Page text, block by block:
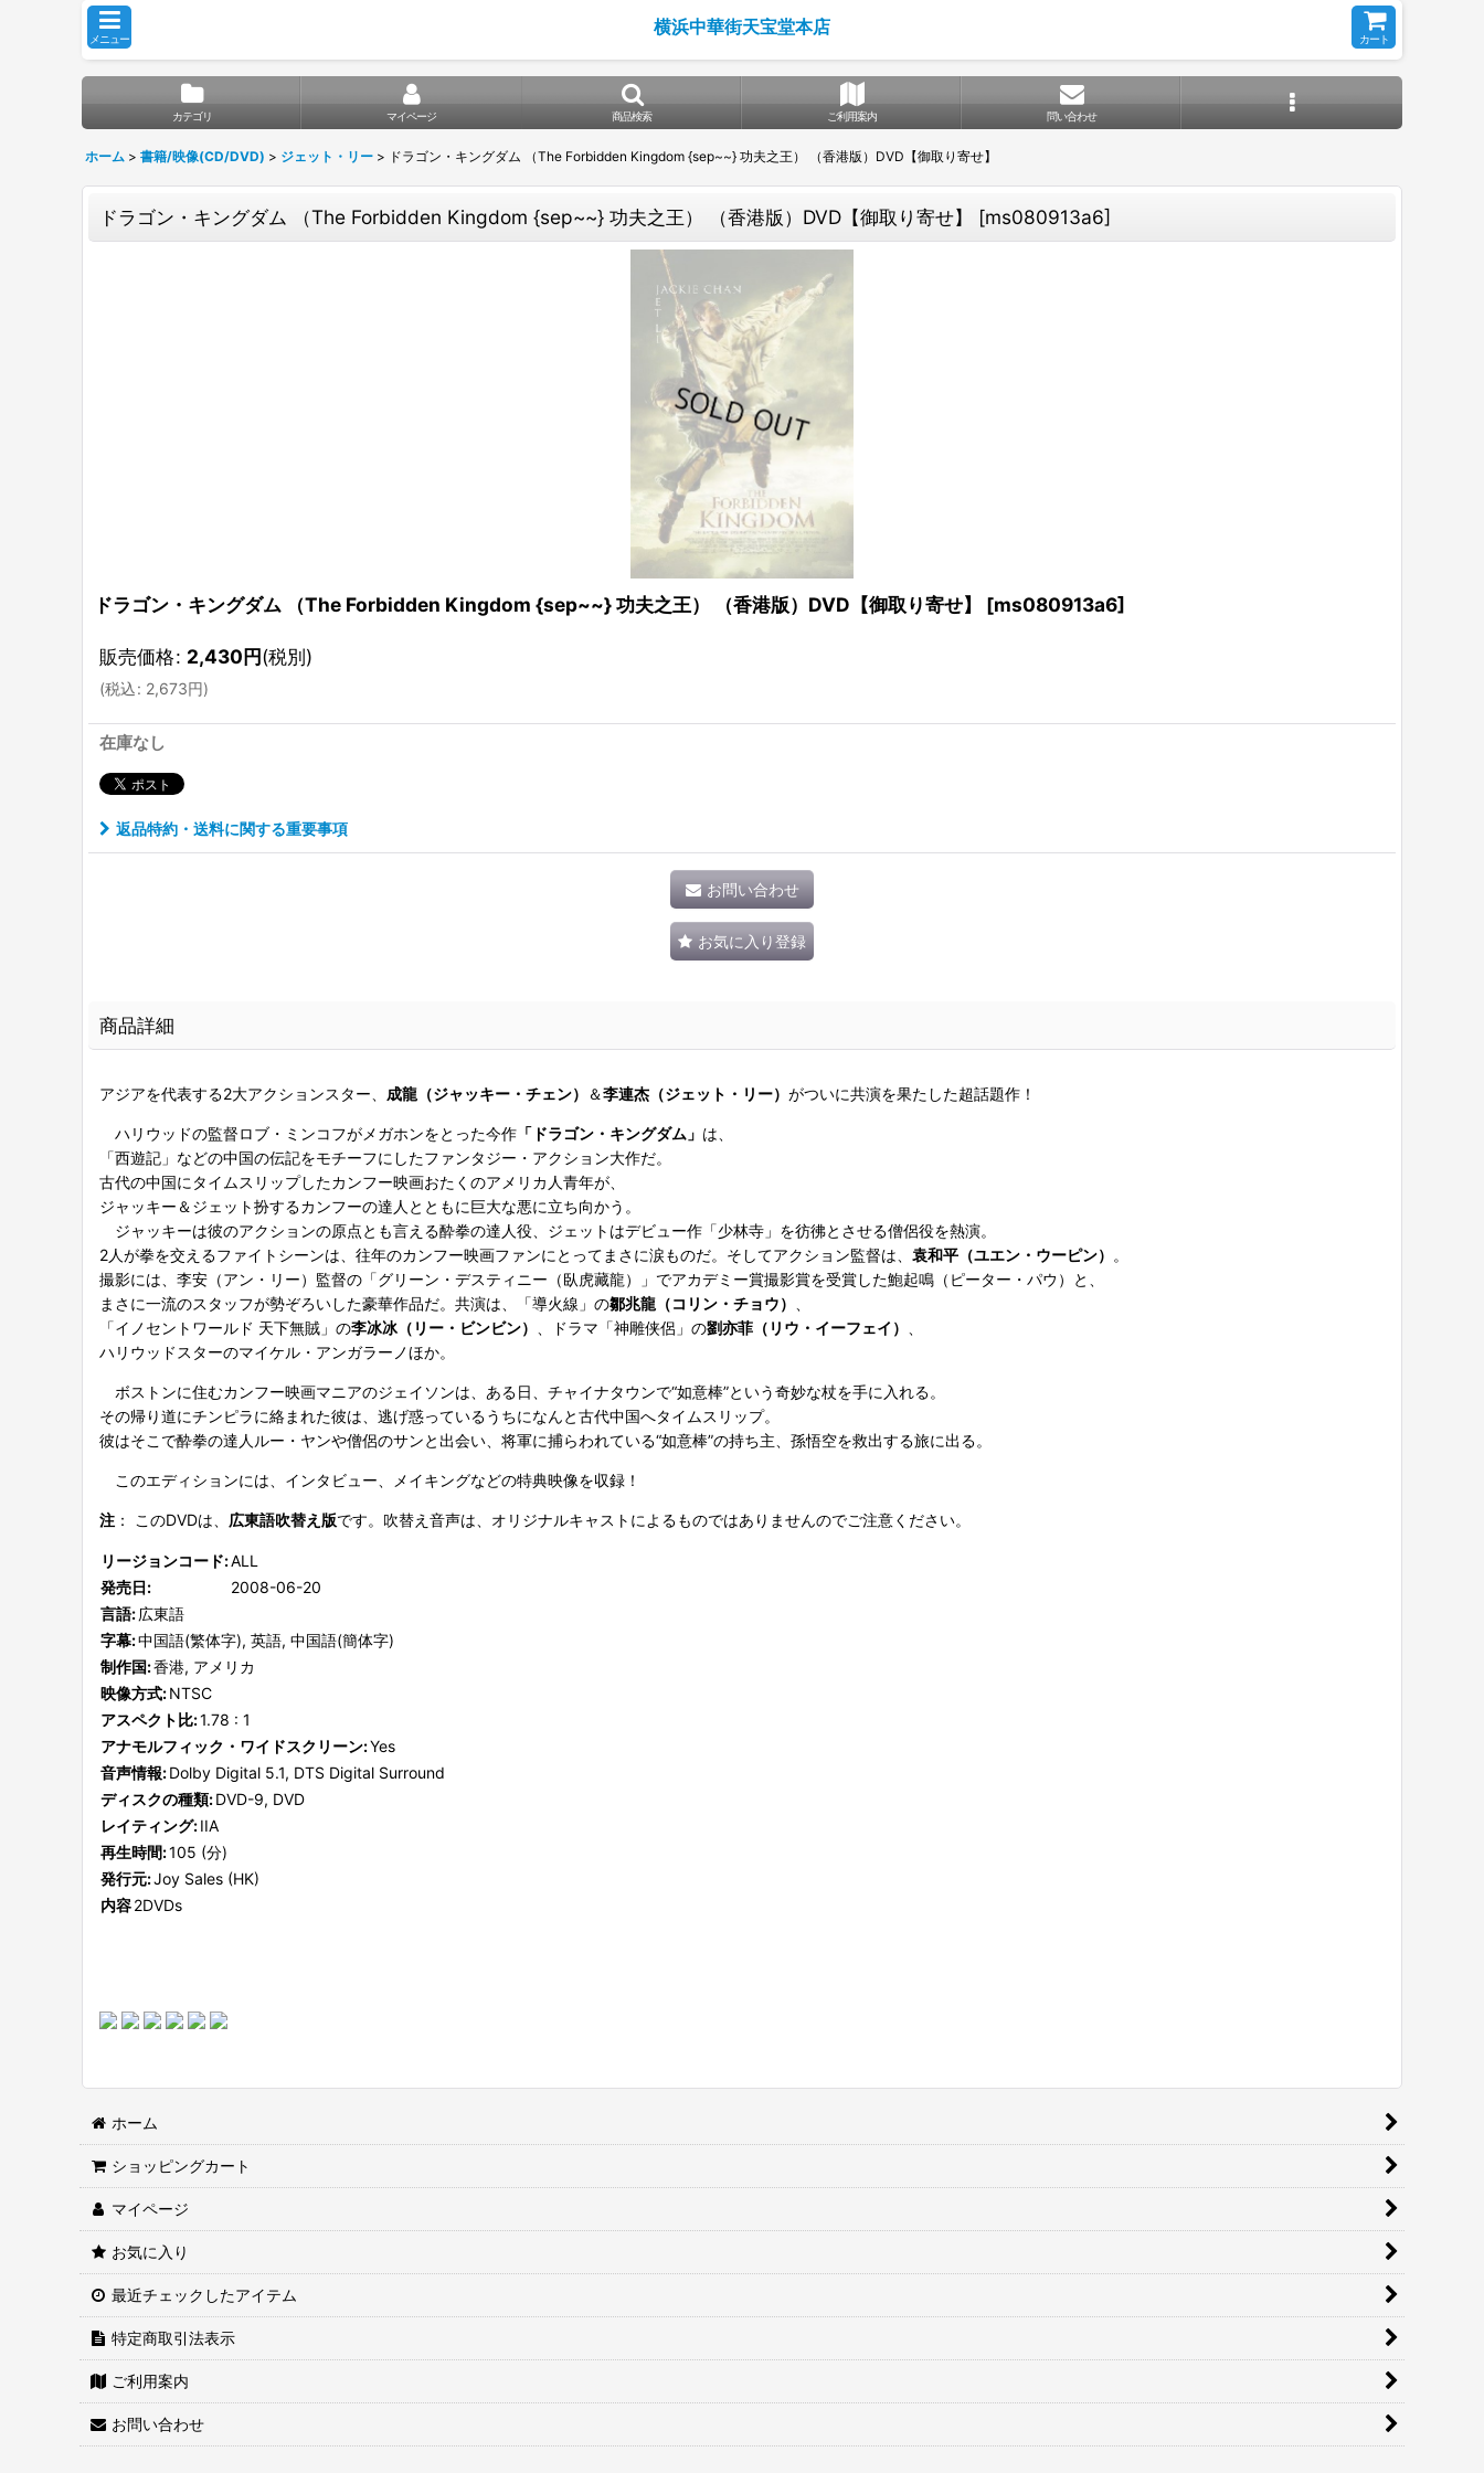
メニュー
横浜中華街天宝堂本店
カート
カテゴリ マイページ 商品検索 ご利用案内 問い合わせ
ホーム > 書籍/映像(CD/DVD) > ジェット・リー > ドラゴン・キングダム （The Forbidden Kingdom {sep~~} 功夫之王） （香港版）DVD【御取り寄せ】
ドラゴン・キングダム （The Forbidden Kingdom {sep~~} 功夫之王） （香港版）DVD【御取り寄せ】 [ms080913a6]
ドラゴン・キングダム （The Forbidden Kingdom {sep~~} 功夫之王） （香港版）DVD【御取り寄せ】 [ms080913a6]
販売価格: 2,430円(税別)
(税込: 2,673円)
在庫なし
返品特約・送料に関する重要事項
お問い合わせ
お気に入り登録
商品詳細
アジアを代表する2大アクションスター、 成龍（ジャッキー・チェン） ＆李連杰（ジェット・リー） がついに共演を果たした超話題作！
ハリウッドの監督ロブ・ミンコフがメガホンをとった今作 「ドラゴン・キングダム」 は、
「西遊記」などの中国の伝記をモチーフにしたファンタジー・アクション大作だ。
古代の中国にタイムスリップしたカンフー映画おたくのアメリカ人青年が、
ジャッキー＆ジェット扮するカンフーの達人とともに巨大な悪に立ち向かう。
ジャッキーは彼のアクションの原点とも言える酔拳の達人役、ジェットはデビュー作「少林寺」を彷彿とさせる僧侶役を熱演。
2人が拳を交えるファイトシーンは、往年のカンフー映画ファンにとってまさに涙ものだ。そしてアクション監督は、 袁和平（ユエン・ウーピン） 。
撮影には、李安（アン・リー）監督の「グリーン・デスティニー（臥虎藏龍）」でアカデミー賞撮影賞を受賞した鮑起鳴（ピーター・パウ）と、
まさに一流のスタッフが勢ぞろいした豪華作品だ。共演は、「導火線」の鄒兆龍（コリン・チョウ）
「イノセントワールド 天下無賊」の李冰冰（リー・ビンビン） 、ドラマ「神雕侠侶」の劉亦菲（リウ・イーフェイ）
ハリウッドスターのマイケル・アンガラーノほか。
ボストンに住むカンフー映画マニアのジェイソンは、ある日、チャイナタウンで“如意棒”という奇妙な杖を手に入れる。
その帰り道にチンピラに絡まれた彼は、逃げ惑っているうちになんと古代中国へタイムスリップ。
彼はそこで酔拳の達人ルー・ヤンや僧侶のサンと出会い、将軍に捕らわれている“如意棒”の持ち主、孫悟空を救出する旅に出る。
このエディションには、インタビュー、メイキングなどの特典映像を収録！
注 ： このDVDは、 広東語吹替え版です。吹替え音声は、オリジナルキャストによるものではありませんのでご注意ください。
リージョンコード:ALL
発売日:
2008-06-20
言語:広東語
字幕:中国語(繁体字), 英語, 中国語(簡体字)
制作国:香港, アメリカ
映像方式:NTSC
アスペクト比:1.78 : 1
アナモルフィック・ワイドスクリーン:Yes
音声情報:Dolby Digital 5.1, DTS Digital Surround
ディスクの種類:DVD-9, DVD
レイティング:IIA
再生時間:105 (分)
発行元:Joy Sales (HK)
内容2DVDs
ホーム
ショッピングカート
マイページ
お気に入り
最近チェックしたアイテム
特定商取引法表示
ご利用案内
お問い合わせ